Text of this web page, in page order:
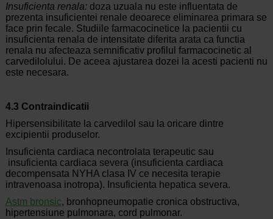
Insuficienta renala: doza uzuala nu este influentata de
prezenta insuficientei renale deoarece eliminarea primara se
face prin fecale. Studiile farmacocinetice la pacientii cu
insuficienta renala de intensitate diferita arata ca functia
renala nu afecteaza semnificativ profilul farmacocinetic al
carvedilolului. De aceea ajustarea dozei la acesti pacienti nu
este necesara.
4.3 Contraindicatii
Hipersensibilitate la carvedilol sau la oricare dintre
excipientii produselor.
Insuficienta cardiaca necontrolata terapeutic sau
insuficienta cardiaca severa (insuficienta cardiaca
decompensata NYHA clasa IV ce necesita terapie
intravenoasa inotropa). Insuficienta hepatica severa.
Astm bronsic, bronhopneumopatie cronica obstructiva,
hipertensiune pulmonara, cord pulmonar.